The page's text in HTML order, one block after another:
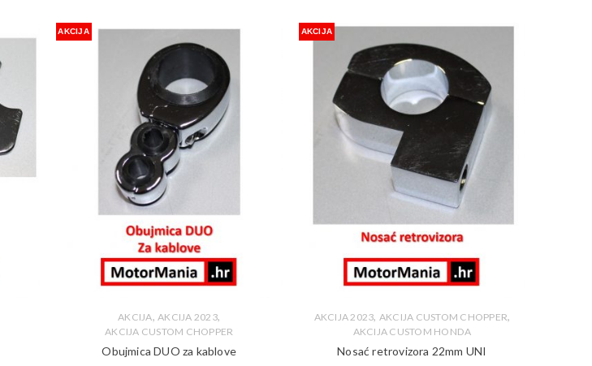
AKCIJA
AKCIJA,AKCIJA 2023,
AKCIJA CUSTOM CHOPPER
Obujmica DUO za kablove
AKCIJA
AKCIJA 2023, AKCIJA CUSTOM CHOPPER,
AKCIJA CUSTOM HONDA
Nosać retrovizora 22mm UNI